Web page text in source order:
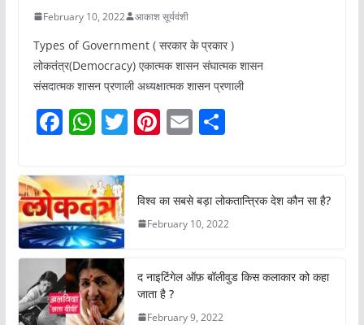
February 10, 2022 आकाश सूर्यवंशी
Types of Government ( सरकार के प्रकार )
लोकतंत्र(Democracy) एकात्मक शासन संघात्मक शासन
संसदात्मक शासन प्रणाली अध्यक्षात्मक शासन प्रणाली
F
c
e
b
o
o
k
W
at
s
A
p
p
T
er
Pi
e
st
E
l
S
e
विश्व का सबसे बड़ा लोकतान्त्रिक देश कौन सा है?
February 10, 2022
द नाइटिंगेल ऑफ़ बॉलीवुड किस कलाकार को कहा
जाता है ?
February 9, 2022